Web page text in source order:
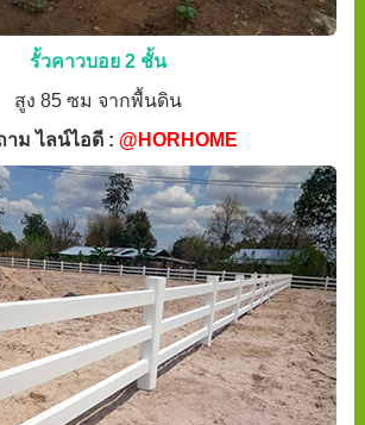
รั้วคาวบอย 2 ชั้น
สูง 85 ซม จากพื้นดิน
าม ไลน์ไอดี : @HORHOME